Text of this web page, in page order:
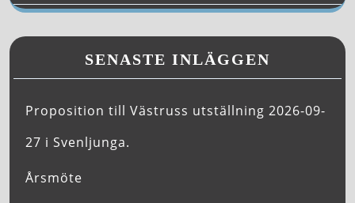
SENASTE INLÄGGEN
Proposition till Västruss utställning 2026-09-
27 i Svenljunga.
Årsmöte